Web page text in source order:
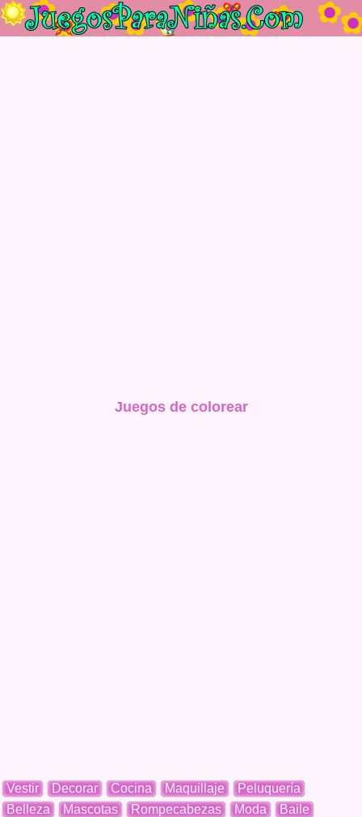
Juegos de colorear
Vestir Decorar Cocina Maquillaje
Peluquería
Belleza
Mascotas Rompecabezas Moda
Baile